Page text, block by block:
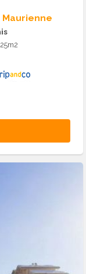
Maurienne